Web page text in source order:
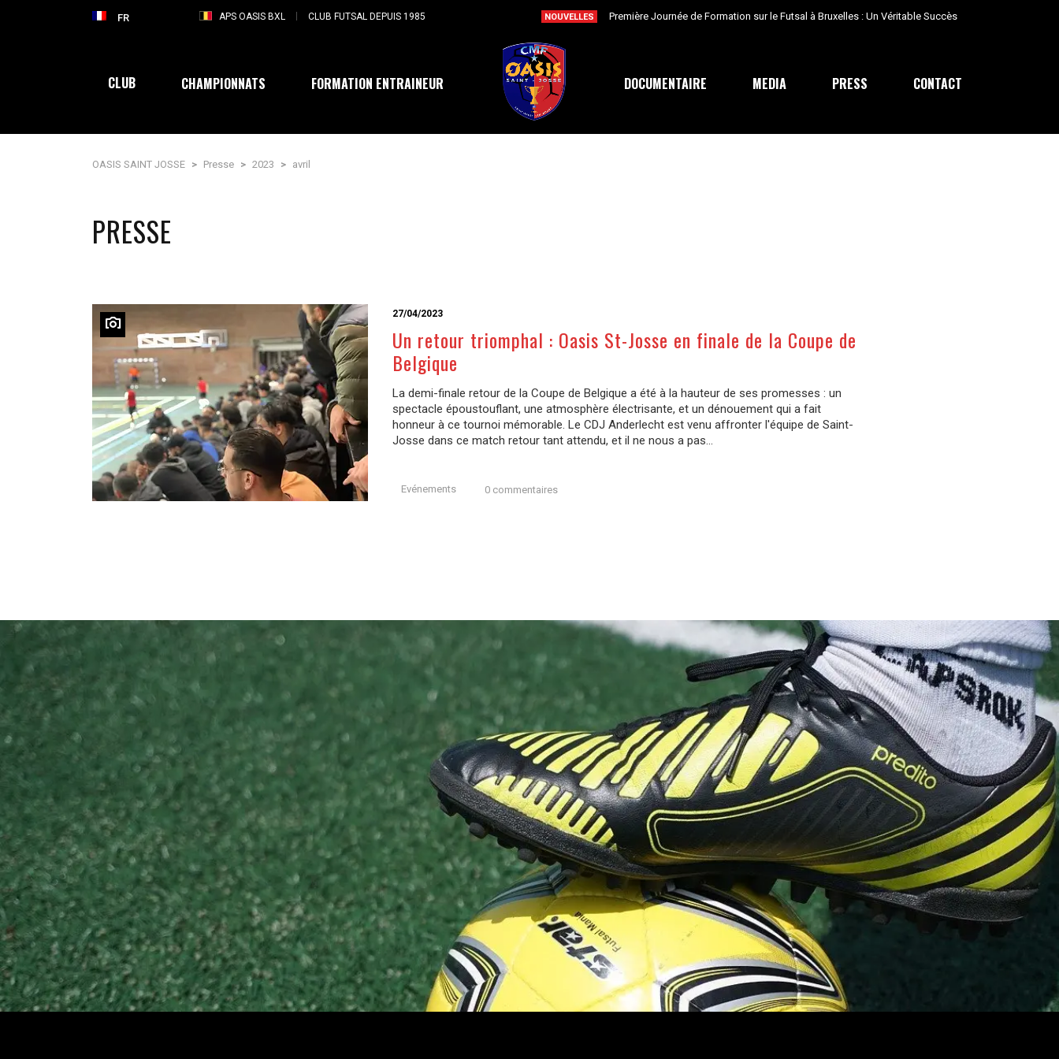
FR APS OASIS BXL CLUB FUTSAL DEPUIS 1985 NOUVELLES
CLUB CHAMPIONNATS FORMATION ENTRAINEUR DOCUMENTAIRE MEDIA PRESS CONTACT
OASIS SAINT JOSSE > Presse > 2023 > avril
PRESSE
27/04/2023
Un retour triomphal : Oasis St-Josse en finale de la Coupe de
Belgique
La demi-finale retour de la Coupe de Belgique a été à la hauteur de ses promesses : un
spectacle époustouflant, une atmosphère électrisante, et un dénouement qui a fait
honneur à ce tournoi mémorable. Le CDJ Anderlecht est venu affronter l'équipe de Saint-
Josse dans ce match retour tant attendu, et il ne nous a pas...
Evénements 0 commentaires